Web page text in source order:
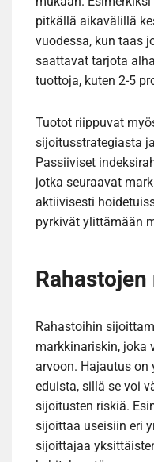
pitkällä aikavälillä
vuodessa, kun taas
saattavat tarjota
tuottoja, kuten 2-5
Tuotot riippuvat
sijoitusstrategiasta
Passiiviset
jotka seuraavat
aktiivisesti
pyrkivät ylittämään
Rahastoihin
markkinariskin, joka
arvoon. Hajautus on
eduista, sillä se voi
sijoitusten riskiä.
sijoittaa useisiin eri
sijoittajaa